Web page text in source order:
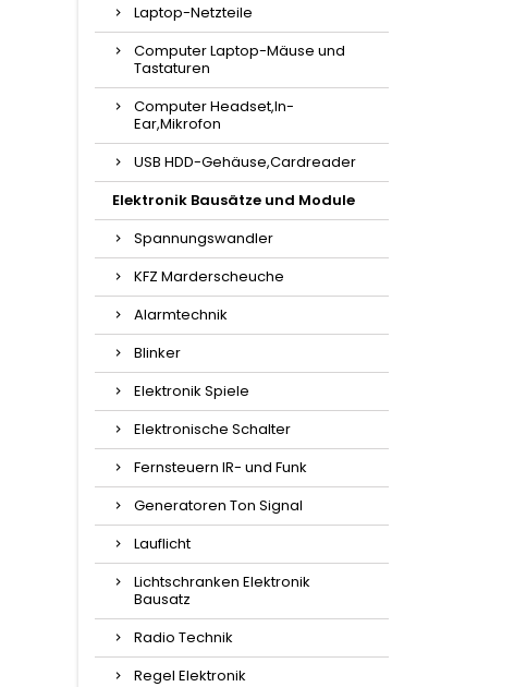
Laptop-Netzteile
Computer Laptop-Mäuse und
Tastaturen
Computer Headset,In-
Ear,Mikrofon
USB HDD-Gehäuse,Cardreader
Elektronik Bausätze und Module
Spannungswandler
KFZ Marderscheuche
Alarmtechnik
Blinker
Elektronik Spiele
Elektronische Schalter
Fernsteuern IR- und Funk
Generatoren Ton Signal
Lauflicht
Lichtschranken Elektronik
Bausatz
Radio Technik
Regel Elektronik